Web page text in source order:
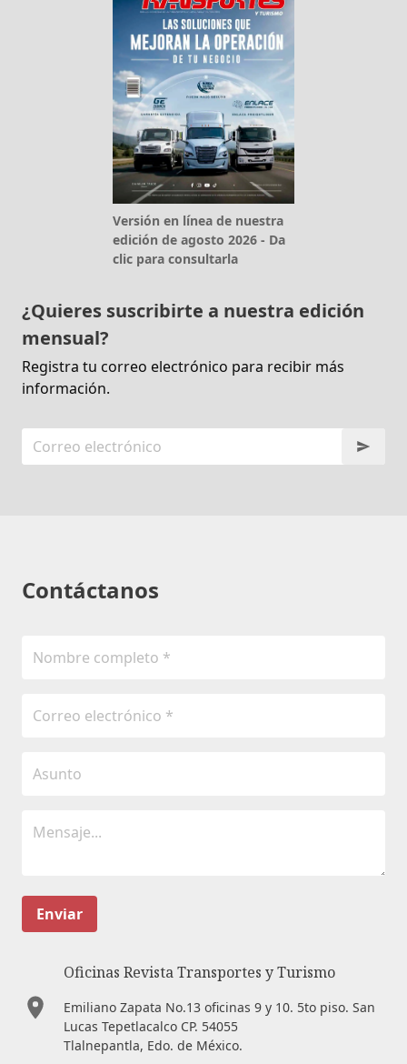
Versión en línea de nuestra
edición de agosto 2026 - Da
clic para consultarla
¿Quieres suscribirte a nuestra edición
mensual?
Registra tu correo electrónico para recibir más
información.
Contáctanos
Enviar
Oficinas Revista Transportes y Turismo
Emiliano Zapata No.13 oficinas 9 y 10. 5to piso. San
Lucas Tepetlacalco CP. 54055
Tlalnepantla, Edo. de México.